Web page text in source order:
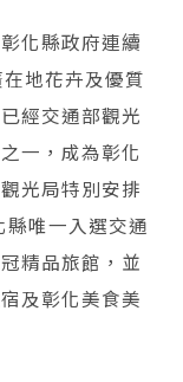
化縣政府連續
地花卉及優質
經交通部觀光
一，成為彰化
光局特別安排
唯一入選交通
精品旅館，並
及彰化美食美